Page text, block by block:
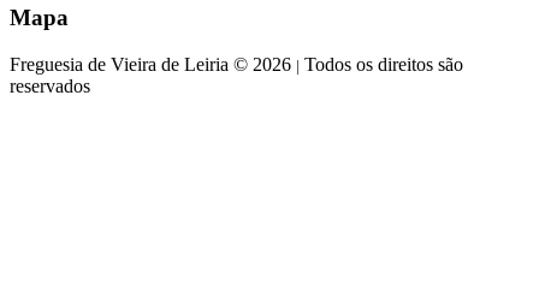
Mapa
Freguesia de Vieira de Leiria © 2026 | Todos os direitos são
reservados